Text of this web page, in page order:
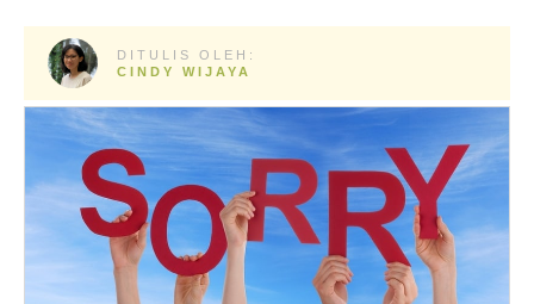
DITULIS OLEH:
CINDY WIJAYA